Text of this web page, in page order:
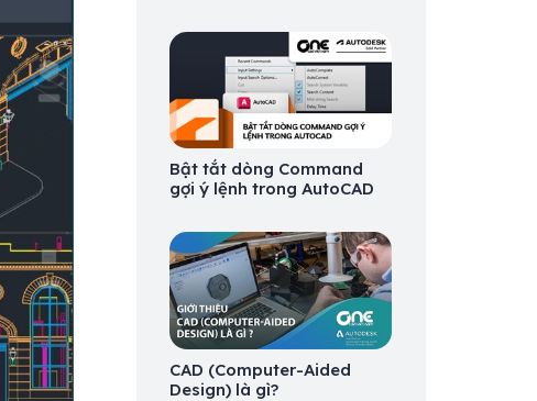
Bật tắt dòng Command
gợi ý lệnh trong AutoCAD
CAD (Computer-Aided
Design) là gì?